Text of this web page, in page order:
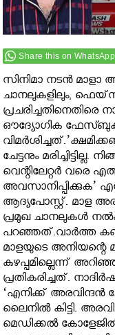
Share this on WhatsApp
സിനിമാ നടന്‍ മാളാ
ചാനലുകളിലും,
പ്രചരിച്ചതിനെതിരെ
ഔദ്യോഗിക
ചേട്ടനും
വെന്റിലേറ്റര്‍ വരെ
അവസാനിപ്പിക്കുക’
ആദ്യപോസ്റ്റ്. മാള
പ്രമുഖ ചാനലുകള്‍
പറഞ്ഞത്.വാർത്ത
മാളയുടെ അനിയന്റെ
കുഴപ്പമില്ലെന്ന്
പ്രതികരിച്ചത്.
‘എനിക്ക് അരവിന്ദൻ
ലൈനിൽ കിട്ടി.
മെഡിക്കൽ